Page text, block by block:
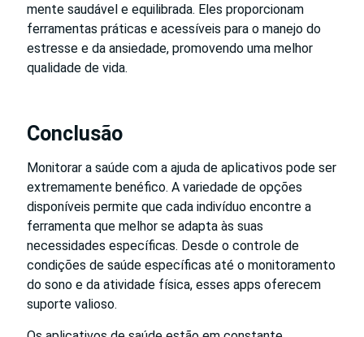
mente saudável e equilibrada. Eles proporcionam
ferramentas práticas e acessíveis para o manejo do
estresse e da ansiedade, promovendo uma melhor
qualidade de vida.
Conclusão
Monitorar a saúde com a ajuda de aplicativos pode ser
extremamente benéfico. A variedade de opções
disponíveis permite que cada indivíduo encontre a
ferramenta que melhor se adapta às suas
necessidades específicas. Desde o controle de
condições de saúde específicas até o monitoramento
do sono e da atividade física, esses apps oferecem
suporte valioso.